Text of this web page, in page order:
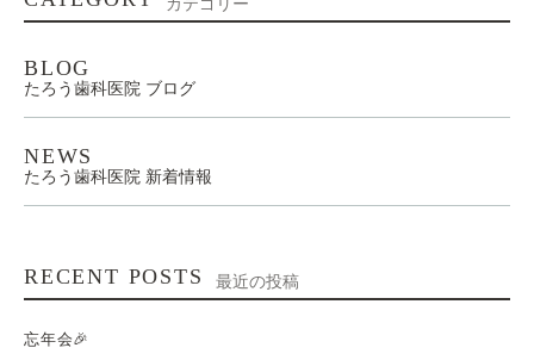
カテゴリー
BLOG
たろう歯科医院 ブログ
NEWS
たろう歯科医院 新着情報
RECENT POSTS 最近の投稿
忘年会🎉